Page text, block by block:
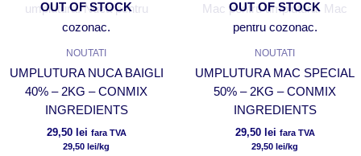
OUT OF STOCK
NOUTATI
UMPLUTURA NUCA BAIGLI
40% – 2KG – CONMIX
INGREDIENTS
29,50 lei fara TVA
29,50 lei/kg
OUT OF STOCK
NOUTATI
UMPLUTURA MAC SPECIAL
50% – 2KG – CONMIX
INGREDIENTS
29,50 lei fara TVA
29,50 lei/kg